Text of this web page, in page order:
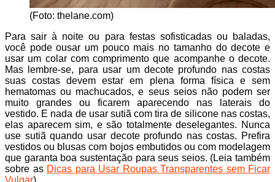
(Foto: thelane.com)
Para sair à noite ou para festas sofisticadas ou baladas,
você pode ousar um pouco mais no tamanho do decote e
usar um colar com comprimento que acompanhe o decote.
Mas lembre-se, para usar um decote profundo nas costas
suas costas devem estar em plena forma física e sem
hematomas ou machucados, e seus seios não podem ser
muito grandes ou ficarem aparecendo nas laterais do
vestido. E nada de usar sutiã com tira de silicone nas costas,
elas aparecem sim, e são totalmente deselegantes. Nunca
use sutiã quando usar decote profundo nas costas. Prefira
vestidos ou blusas com bojos embutidos ou com modelagem
que garanta boa sustentação para seus seios. (Leia também
sobre as Dicas para Usar Roupas Transparentes sem Ficar